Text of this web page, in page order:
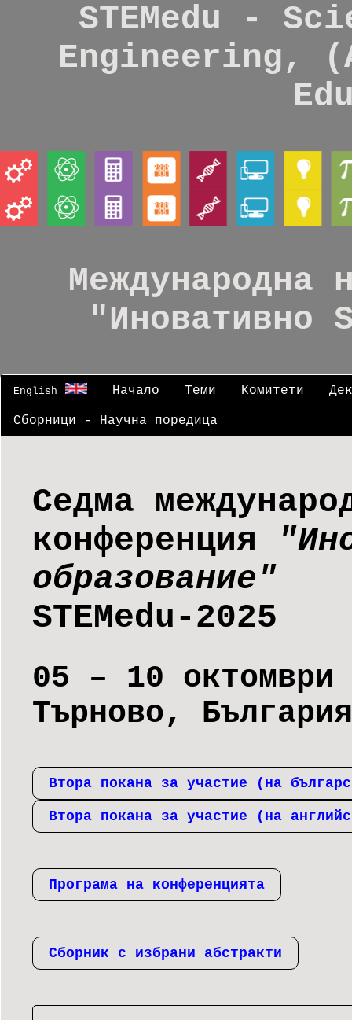
STEMedu -
Engineering,
Международна
"Иновативно
English Начало Теми Комитети
Сборници - Научна поредица
Седма
конференция
образование"
STEMedu-2025
05 – 10 октомври
Търново, България
Втора покана за участие (на
Втора покана за участие (на
Програма на конференцията
Сборник с избрани абстракти